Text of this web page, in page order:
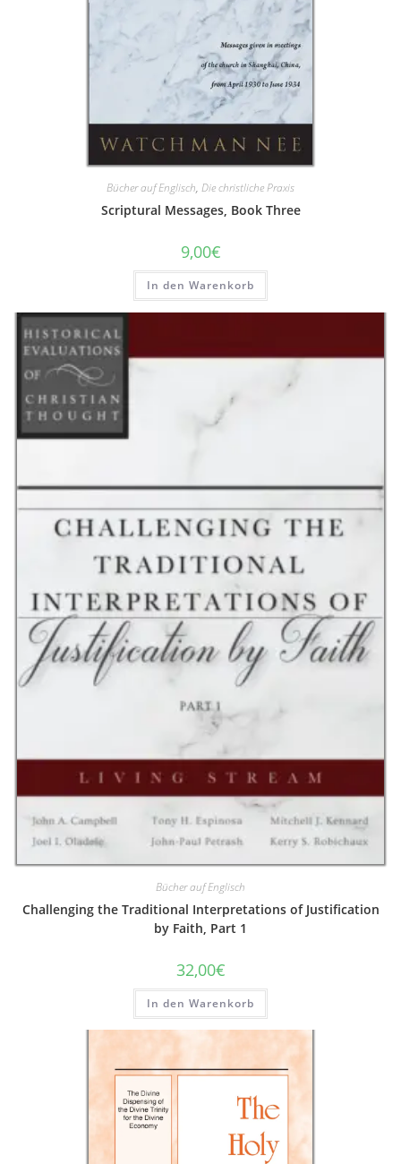
Bücher auf Englisch, Die christliche Praxis
Scriptural Messages, Book Three
9,00€
In den Warenkorb
Bücher auf Englisch
Challenging the Traditional Interpretations of Justification
by Faith, Part 1
32,00€
In den Warenkorb